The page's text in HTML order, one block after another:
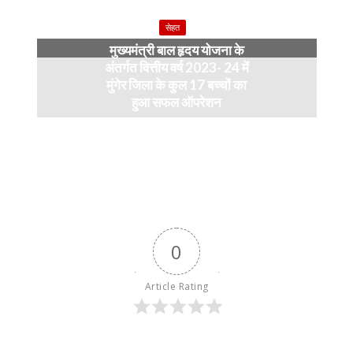
सेहत
मुख्यमंत्री बाल हृदय योजना के
अंतर्गत वित्तीय वर्ष 2023- 24 में
मुंगेर जिला के कुल 17 बच्चों का
हुआ सफल ऑपरेशन
0
Article Rating